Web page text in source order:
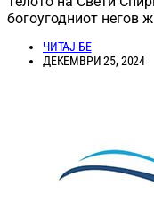
богоугодниот негов
ЧИТАЈ БЕ
ДЕКЕМВРИ 25, 2024